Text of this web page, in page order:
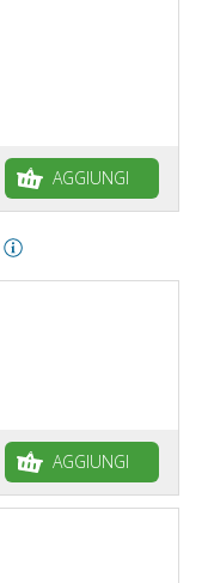
AGGIUNGI
AGGIUNGI